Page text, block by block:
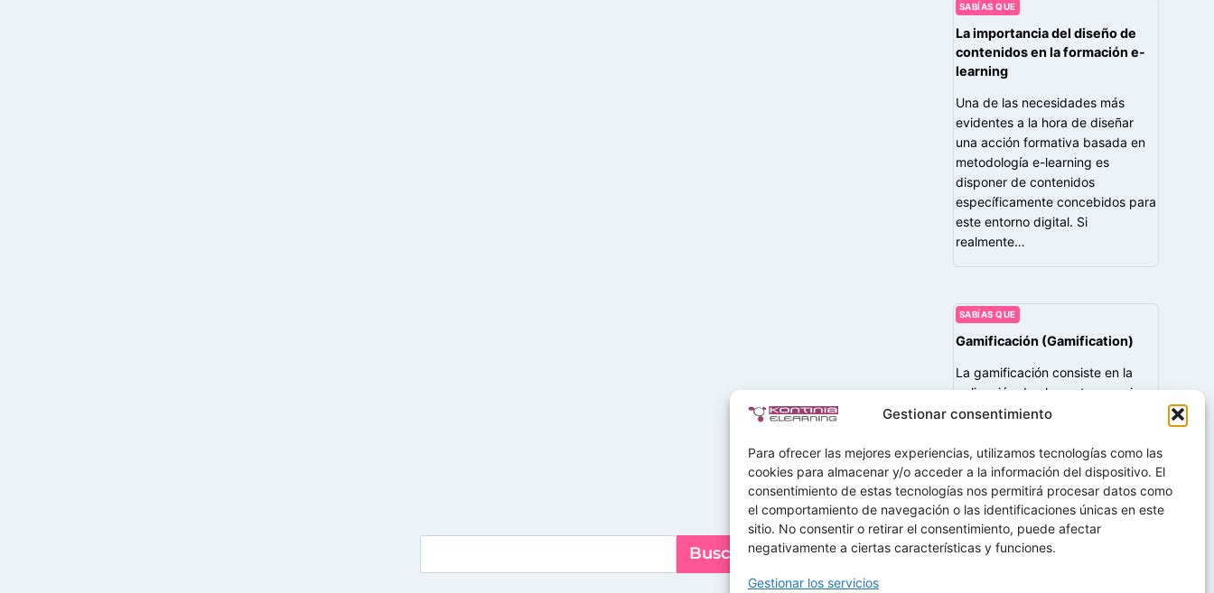
Gestionar consentimiento
Para ofrecer las mejores experiencias, utilizamos tecnologías como las
cookies para almacenar y/o acceder a la información del dispositivo. El
consentimiento de estas tecnologías nos permitirá procesar datos como
el comportamiento de navegación o las identificaciones únicas en este
sitio. No consentir o retirar el consentimiento, puede afectar
negativamente a ciertas características y funciones.
Gestionar los servicios
SABÍAS QUE
La importancia del diseño de
contenidos en la formación e-
learning
Una de las necesidades más
evidentes a la hora de diseñar
una acción formativa basada en
metodología e-learning es
disponer de contenidos
específicamente concebidos para
este entorno digital. Si
realmente…
SABÍAS QUE
Gamificación (Gamification)
La gamificación consiste en la
aplicación de elementos propios
de los juegos —como puntos,
desafíos o recompensas— en
contextos no lúdicos, como la
educación o la formación…
Buscar